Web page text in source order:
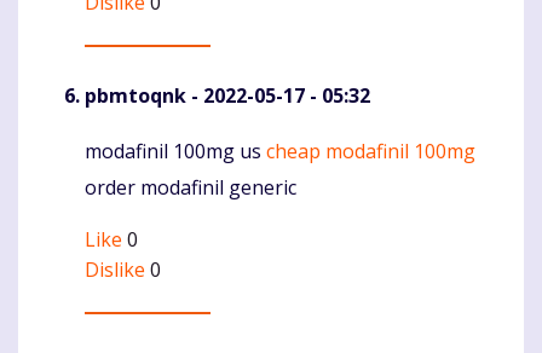
pbmtoqnk - 2022-05-17 - 05:32
Komentaras
modafinil 100mg us cheap modafinil 100mg
order modafinil generic
Like 0
Dislike 0